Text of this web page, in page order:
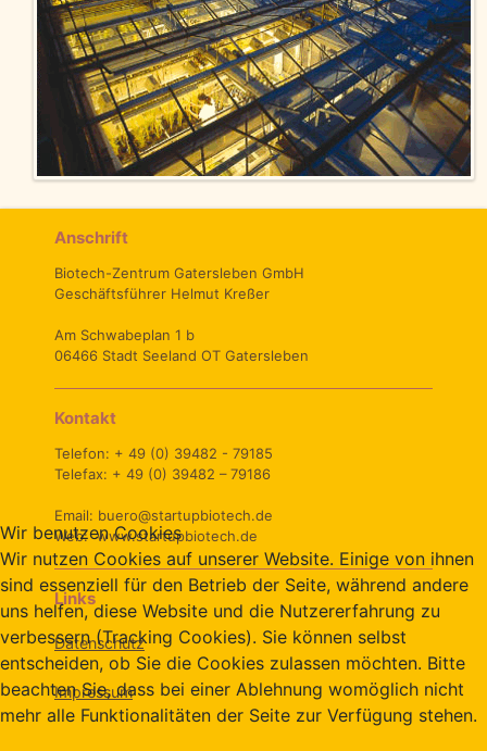
Anschrift
Biotech-Zentrum Gatersleben GmbH
Geschäftsführer Helmut Kreßer
Am Schwabeplan 1 b
06466 Stadt Seeland OT Gatersleben
Kontakt
Telefon: + 49 (0) 39482 - 79185
Telefax: + 49 (0) 39482 – 79186
Email: buero@startupbiotech.de
Web: www.startupbiotech.de
Links
Datenschutz
Impressum
Wir benutzen Cookies
Wir nutzen Cookies auf unserer Website. Einige von ihnen
sind essenziell für den Betrieb der Seite, während andere
uns helfen, diese Website und die Nutzererfahrung zu
verbessern (Tracking Cookies). Sie können selbst
entscheiden, ob Sie die Cookies zulassen möchten. Bitte
beachten Sie, dass bei einer Ablehnung womöglich nicht
mehr alle Funktionalitäten der Seite zur Verfügung stehen.